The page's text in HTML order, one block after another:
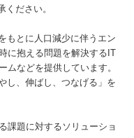
ださい。
もとに人口減少に伴うエン
に抱える問題を解決するIT
ムなどを提供しています。
し、伸ばし、つなげる」を
課題に対するソリューショ